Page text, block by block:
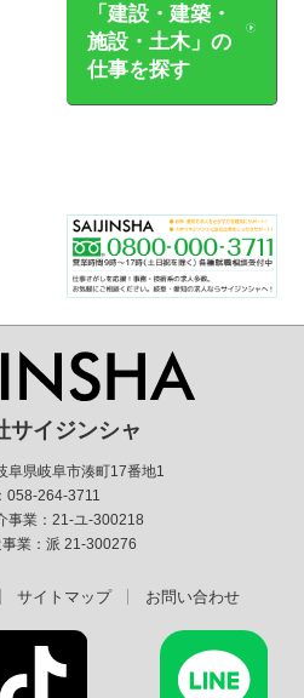
「建設・建築・
施設・土木」の
仕事を探す
サイジンシャ
県岐阜市湊町17番地1
058-264-3711
事業：21-ユ-300218
業：派 21-300276
サイトマップ お問い合わせ